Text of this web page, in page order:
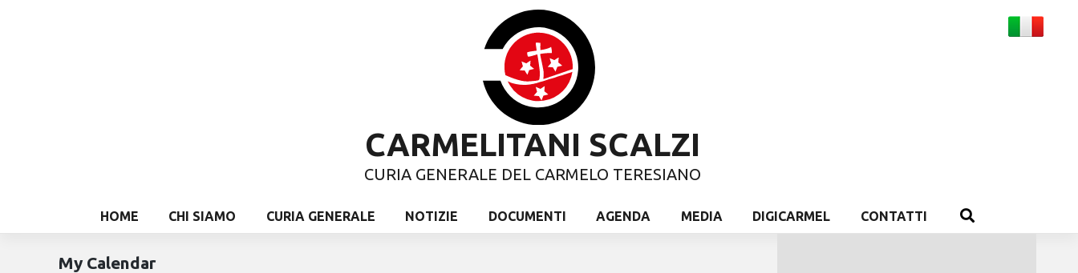
CARMELITANI SCALZI
CURIA GENERALE DEL CARMELO TERESIANO
HOME CHI SIAMO CURIA GENERALE NOTIZIE DOCUMENTI AGENDA MEDIA DIGICARMEL CONTATTI
My Calendar